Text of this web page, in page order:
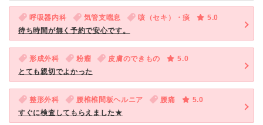
呼吸器内科 気管支喘息 咳（セキ）・痰
5.0
待ち時間が無く予約で安心です。
形成外科 粉瘤 皮膚のできもの
5.0
とても親切でよかった
整形外科 腰椎椎間板ヘルニア 腰痛
5.0
すぐに検査してもらえました★